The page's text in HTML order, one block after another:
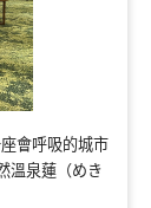
會呼吸的城市
溫泉蓮（めき